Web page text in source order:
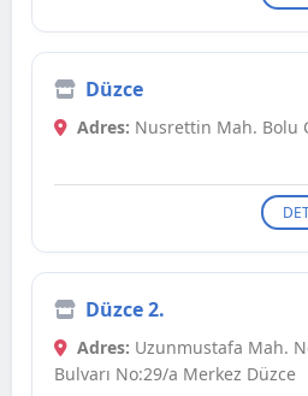
Düzce
Adres: Nusrettin Mah. Bolu
Düzce 2.
Adres: Uzunmustafa Mah.
Bulvarı No:29/a Merkez Düzce